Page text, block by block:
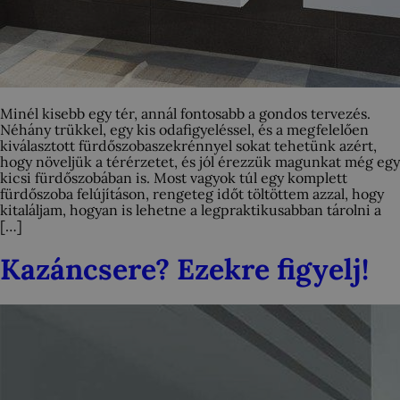
Minél kisebb egy tér, annál fontosabb a gondos tervezés.
Néhány trükkel, egy kis odafigyeléssel, és a megfelelően
kiválasztott fürdőszobaszekrénnyel sokat tehetünk azért,
hogy növeljük a térérzetet, és jól érezzük magunkat még egy
kicsi fürdőszobában is. Most vagyok túl egy komplett
fürdőszoba felújításon, rengeteg időt töltöttem azzal, hogy
kitaláljam, hogyan is lehetne a legpraktikusabban tárolni a
[…]
Kazáncsere? Ezekre figyelj!